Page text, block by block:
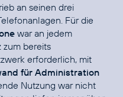
an seinen drei
Für die
war an jedem
zum bereits
erforderlich, mit
für Administration
Nutzung war nicht